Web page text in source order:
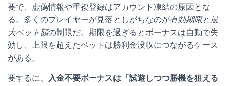
要で、虚偽情報や重複登録はアカウント凍結の原因とな
る。多くのプレイヤーが見落としがちなのが有効期限と 最
大ベット額の制限だ。期限を過ぎるとボーナスは自動で失
効し、上限を超えたベットは勝利金没収につながるケース
がある。
要するに、
入金不要ボーナスは「試遊しつつ勝機を狙える